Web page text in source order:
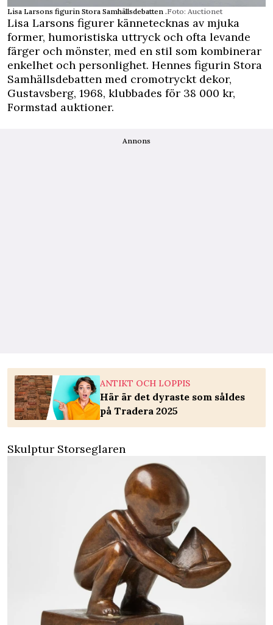
Lisa Larsons figurin Stora Samhällsdebatten .Foto: Auctionet
Lisa Larsons figurer kännetecknas av mjuka
former, humoristiska uttryck och ofta levande
färger och mönster, med en stil som kombinerar
enkelhet och personlighet. Hennes figurin Stora
Samhällsdebatten med cromotryckt dekor,
Gustavsberg, 1968, klubbades för 38 000 kr,
Formstad auktioner.
Annons
ANTIKT OCH LOPPIS
Här är det dyraste som såldes
på Tradera 2025
Skulptur Storseglaren